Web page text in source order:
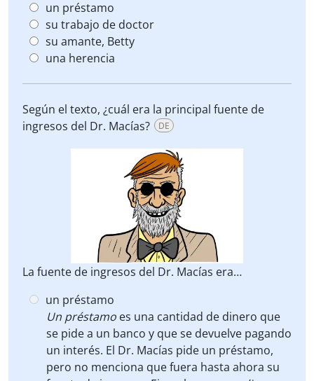
un préstamo
su trabajo de doctor
su amante, Betty
una herencia
Según el texto, ¿cuál era la principal fuente de
ingresos del Dr. Macías?
DE
La fuente de ingresos del Dr. Macías era…
un préstamo
Un préstamo es una cantidad de dinero que
se pide a un banco y que se devuelve pagando
un interés. El Dr. Macías pide un préstamo,
pero no menciona quefuera hasta ahora su